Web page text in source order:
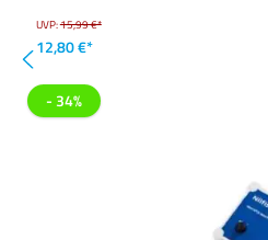
UVP:15,99 €*
12,80 €*
- 34%